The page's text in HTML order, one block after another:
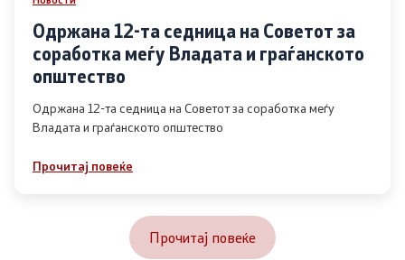
Одржана 12-та седница на Советот за
соработка меѓу Владата и граѓанското
општество
Одржана 12-та седница на Советот за соработка меѓу
Владата и граѓанското општество
Прочитај повеќе
Прочитај повеќе